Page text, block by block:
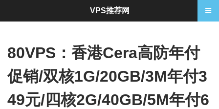
80VPS：香港Cera高防年付
促销/双核1G/20GB/3M年付3
49元/四核2G/40GB/5M年付6
VPS推荐网